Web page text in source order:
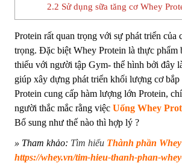
2.2 Sử dụng sữa tăng cơ Whey
Protein rất quan trọng với sự phát triển của
trọng. Đặc biệt Whey Protein là thực phẩm
thiếu với người tập Gym- thể hình bởi đây
giúp xây dựng phát triển khối lượng cơ
Protein cung cấp hàm lượng lớn Protein,
người thắc mắc rằng việc Uống Whey
Bổ sung như thế nào thì hợp lý ?
» Tham khảo: Tìm hiểu Thành phần
https://whey.vn/tim-hieu-thanh-phan-